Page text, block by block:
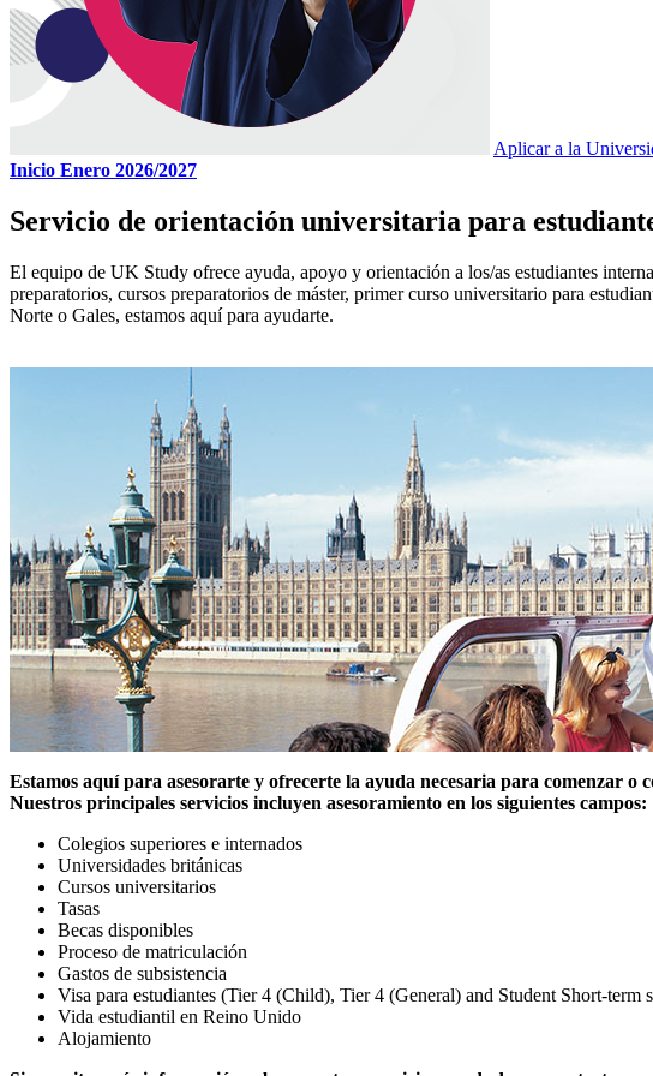
Aplicar a la
Inicio Enero 2026/2027
Servicio de orientación universitaria para
El equipo de UK Study ofrece ayuda, apoyo y orientación a los/as estudiantes
preparatorios, cursos preparatorios de máster, primer curso universitario para
Norte o Gales, estamos aquí para ayudarte.
Estamos aquí para asesorarte y ofrecerte la ayuda necesaria para comenzar o
Nuestros principales servicios incluyen asesoramiento en los siguientes campos:
Colegios superiores e internados
Universidades británicas
Cursos universitarios
Tasas
Becas disponibles
Proceso de matriculación
Gastos de subsistencia
Visa para estudiantes (Tier 4 (Child), Tier 4 (General) and Student Short-term
Vida estudiantil en Reino Unido
Alojamiento